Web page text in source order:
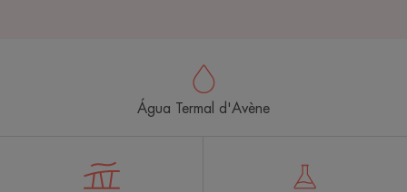
Água Termal d'Avène